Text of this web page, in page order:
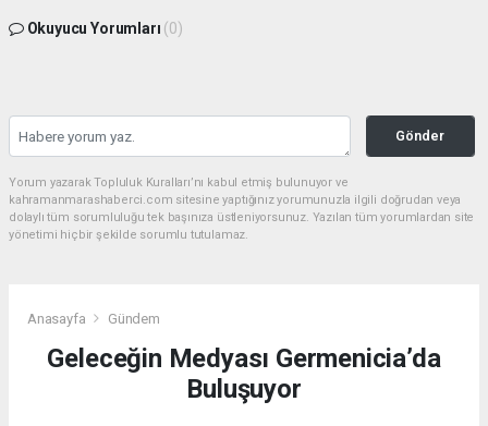
Okuyucu Yorumları (0)
Gönder
Yorum yazarak Topluluk Kuralları’nı kabul etmiş bulunuyor ve
kahramanmarashaberci.com sitesine yaptığınız yorumunuzla ilgili doğrudan veya
dolaylı tüm sorumluluğu tek başınıza üstleniyorsunuz. Yazılan tüm yorumlardan site
yönetimi hiçbir şekilde sorumlu tutulamaz.
Anasayfa Gündem
Geleceğin Medyası Germenicia’da
Buluşuyor